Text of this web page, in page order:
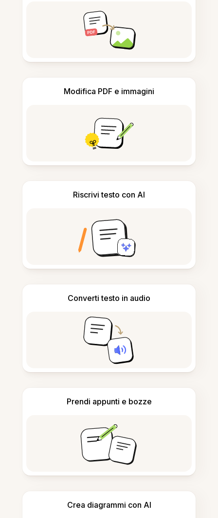
Modifica PDF e immagini
Riscrivi testo con AI
Converti testo in audio
Prendi appunti e bozze
Crea diagrammi con AI